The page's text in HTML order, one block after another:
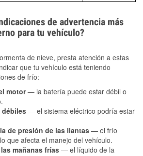
de advertencia más
para tu vehículo?
de nieve, presta atención a estas
que tu vehículo está teniendo
de frío:
motor— la batería puede estar débil o
débiles— el sistema eléctrico podría estar
de presión de las llantas — el frío
que afecta el manejo del vehículo.
mañanas frías — el líquido de la